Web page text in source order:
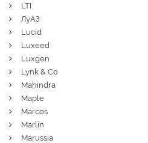
LTI
ЛуАЗ
Lucid
Luxeed
Luxgen
Lynk & Co
Mahindra
Maple
Marcos
Marlin
Marussia